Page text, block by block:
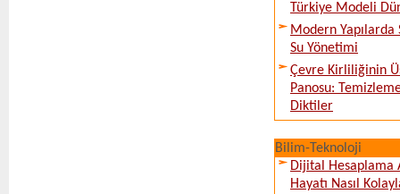
Türkiye Modeli
Modern Yapılarda
Su Yönetimi
Çevre Kirliliğinin
Panosu:
Diktiler
Bilim-Teknoloji
Dijital Hesaplama
Hayatı Nasıl